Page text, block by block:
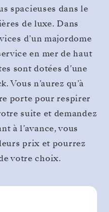
spacieuses dans le
de luxe. Dans
d’un majordome
en mer de haut
sont dotées d’une
Vous n’aurez qu’à
porte pour respirer
suite et demandez
à l’avance, vous
prix et pourrez
votre choix.